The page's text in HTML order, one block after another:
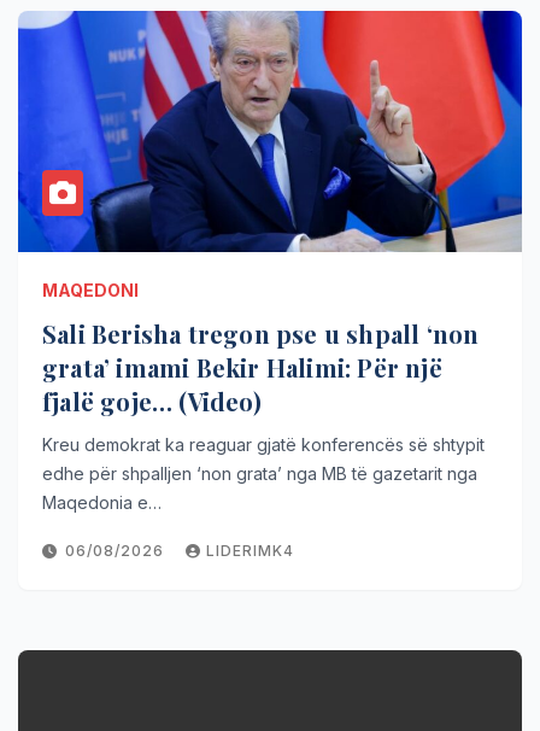
MAQEDONI
Sali Berisha tregon pse u shpall ‘non
grata’ imami Bekir Halimi: Për një
fjalë goje… (Video)
Kreu demokrat ka reaguar gjatë konferencës së shtypit
edhe për shpalljen ‘non grata’ nga MB të gazetarit nga
Maqedonia e…
06/08/2026 LIDERIMK4